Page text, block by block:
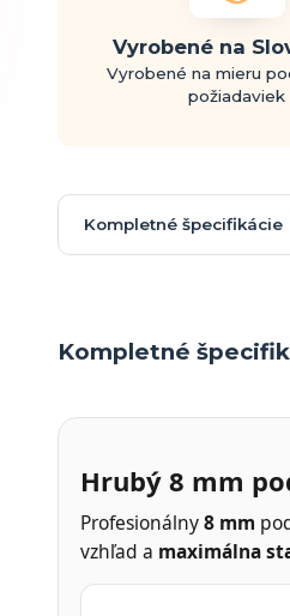
Vyrobené na
Vyrobené na mieru
požiadaviek
Kompletné špecifikácie
Kompletné
Hrubý 8 mm
Profesionálny8 mm
vzhľad a maximálna